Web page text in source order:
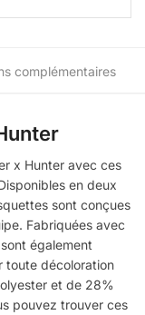
complémentaires
x Hunter avec ces
en deux
sont conçues
Fabriquées avec
également
toute décoloration
et de 28%
pouvez trouver ces